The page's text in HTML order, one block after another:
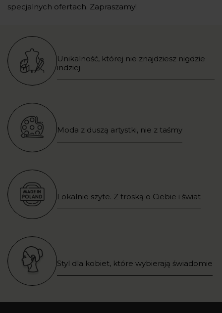
specjalnych ofertach. Zapraszamy!
Unikalność, której nie znajdziesz nigdzie
indziej
Moda z duszą artystki, nie z taśmy
Lokalnie szyte. Z troską o Ciebie i świat
Styl dla kobiet, które wybierają świadomie